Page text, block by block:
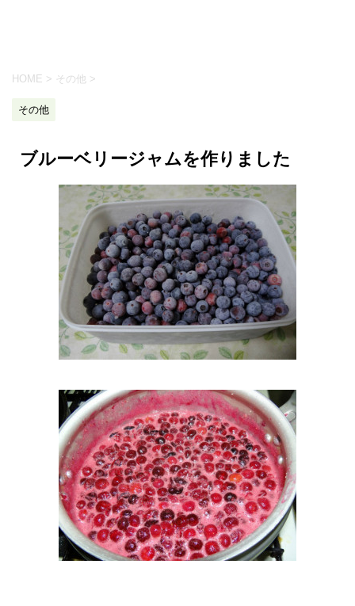
HOME > その他 >
その他
ブルーベリージャムを作りました